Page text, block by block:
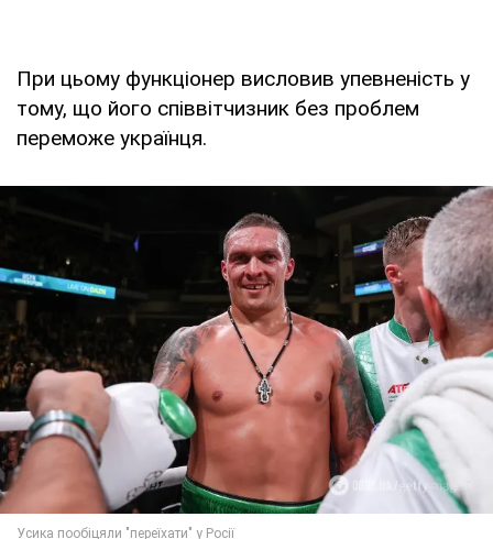
При цьому функціонер висловив упевненість у
тому, що його співвітчизник без проблем
переможе українця.